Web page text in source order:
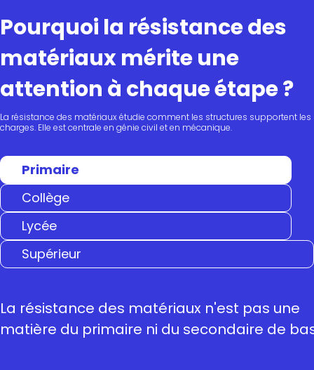
Pourquoi la résistance des
matériaux mérite une
attention à chaque étape ?
La résistance des matériaux étudie comment les structures supportent les
charges. Elle est centrale en génie civil et en mécanique.
Primaire
Collège
Lycée
Supérieur
La résistance des matériaux n'est pas une
matière du primaire ni du secondaire de